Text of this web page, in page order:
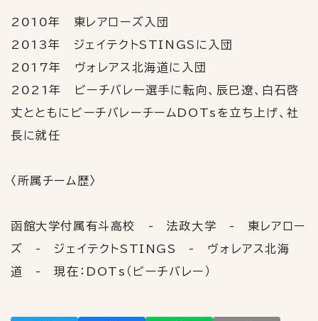
2010年 東レアローズ入団
2013年 ジェイテクトSTINGS に入団
2017年 ヴォレアス北海道に入団
2021年 ビーチバレー選手に転向、辰巳遼、白石啓
丈とともにビーチバレーチーム DOTs を立ち上げ、社
長に就任
〈所属チーム歴〉
函館大学付属有斗高校 - 法政大学 -
東レアロー
ズ - ジェイテクトSTINGS -
ヴォレアス北海
道 - 現在： DOTs （ビーチバレー）